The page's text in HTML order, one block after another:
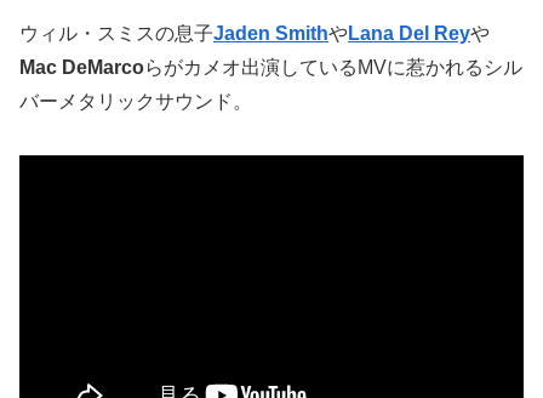
ウィル・スミスの息子Jaden SmithやLana Del Reyや
Mac DeMarcoらがカメオ出演しているMVに惹かれるシル
バーメタリックサウンド。